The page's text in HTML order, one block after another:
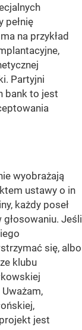
pełnię
na przykład
Partyjni
bank to jest
wyobrażają
ustawy o in
każdy poseł
Jeśli
się, albo
klubu
jest